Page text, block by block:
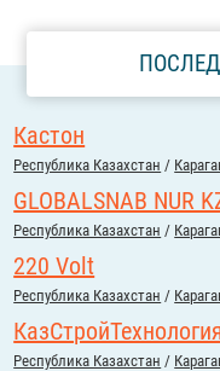
Кастон
Республика Казахстан /
GLOBALSNAB NUR
Республика Казахстан /
220 Volt
Республика Казахстан /
Республика Казахстан /